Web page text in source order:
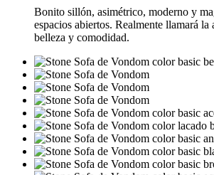
Bonito sillón, asimétrico, moderno y
espacios abiertos. Realmente llamará la
belleza y comodidad.